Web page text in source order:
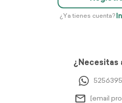
¿Ya tienes cuenta?
¿Necesitas
[email